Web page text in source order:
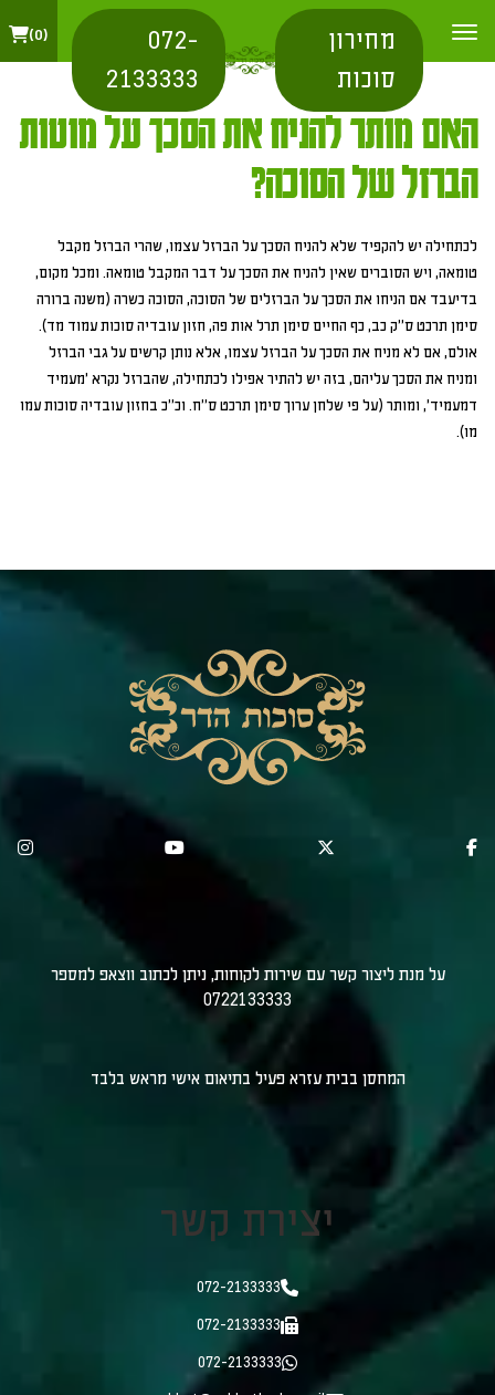
מחירון
סוכות
072-
2133333
0
האם מותר להניח את הסכך על מוטות
הברזל של הסוכה?
לכתחילה יש להקפיד שלא להניח הסכך על הברזל עצמו, שהרי הברזל מקבל
טומאה, ויש הסוברים שאין להניח את הסכך על דבר המקבל טומאה. ומכל מקום,
בדיעבד אם הניחו את הסכך על הברזלים של הסוכה, הסוכה כשרה (משנה ברורה
סימן תרכט ס"ק כב, כף החיים סימן תרל אות פה, חזון עובדיה סוכות עמוד מד).
אולם, אם לא מניח את הסכך על הברזל עצמו, אלא נותן קרשים על גבי הברזל
ומניח את הסכך עליהם, בזה יש להתיר אפילו לכתחילה, שהברזל נקרא 'מעמיד
דמעמיד', ומותר (על פי שלחן ערוך סימן תרכט ס"ח. וכ"כ בחזון עובדיה סוכות עמו
מו).
על מנת ליצור קשר עם שירות לקוחות, ניתן לכתוב ווצאפ למספר
0722133333
המחסן בבית עזרא פעיל בתיאום אישי מראש בלבד
יצירת קשר
072-2133333
072-2133333
072-2133333